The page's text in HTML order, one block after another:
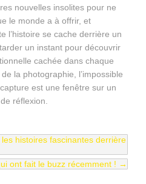
nouvelles insolites pour ne
le monde a à offrir, et
l’histoire se cache derrière un
un instant pour découvrir
cachée dans chaque
la photographie, l’impossible
est une fenêtre sur un
réflexion.
histoires fascinantes derrière
ont fait le buzz récemment ! →